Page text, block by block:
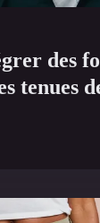
des
tenues